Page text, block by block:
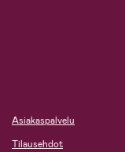
Asiakaspalvelu
Tilausehdot